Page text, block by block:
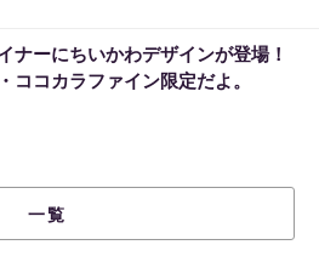
ナーにちいかわデザインが登場！
ココカラファイン限定だよ。
一覧